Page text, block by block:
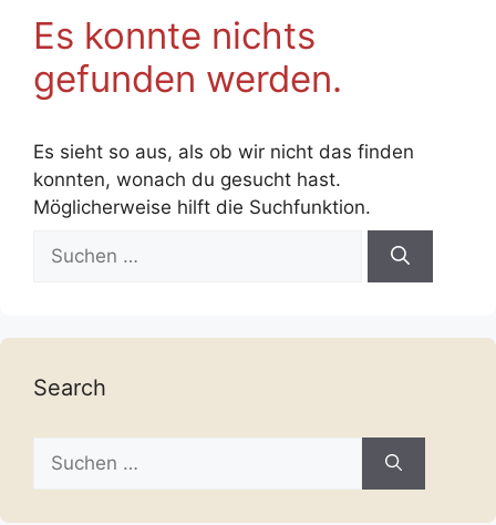
Es konnte nichts
gefunden werden.
Es sieht so aus, als ob wir nicht das finden
konnten, wonach du gesucht hast.
Möglicherweise hilft die Suchfunktion.
Suche
nach:
Search
Suche
nach: